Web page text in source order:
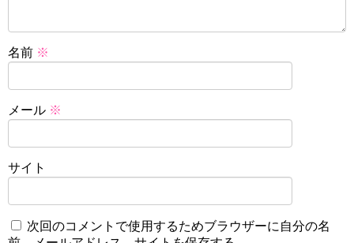
名前 ※
メール ※
サイト
次回のコメントで使用するためブラウザーに自分の名